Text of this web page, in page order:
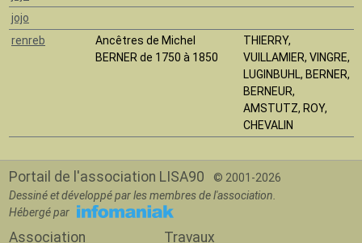
jojo
renreb
Ancêtres de Michel
BERNER de 1750 à 1850
THIERRY,
VUILLAMIER, VINGRE,
LUGINBUHL, BERNER,
BERNEUR,
AMSTUTZ, ROY,
CHEVALIN
Portail de l'association LISA90
© 2001-2026
Dessiné et développé par les membres de l'association.
Hébergé par
Association Travaux